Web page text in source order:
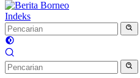
Indeks